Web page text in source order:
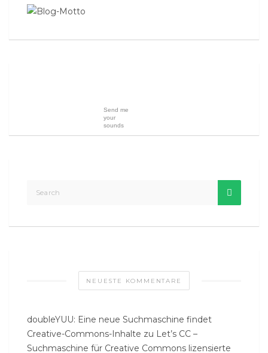
Send me
your
sounds
NEUESTE KOMMENTARE
doubleYUU: Eine neue Suchmaschine findet
Creative-Commons-Inhalte zu Let’s CC –
Suchmaschine für Creative Commons lizensierte